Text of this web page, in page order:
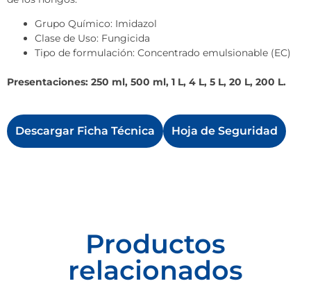
Grupo Químico: Imidazol
Clase de Uso: Fungicida
Tipo de formulación: Concentrado emulsionable (EC)
Presentaciones: 250 ml, 500 ml, 1 L, 4 L, 5 L, 20 L, 200 L.
Descargar Ficha Técnica Hoja de Seguridad
Productos
relacionados